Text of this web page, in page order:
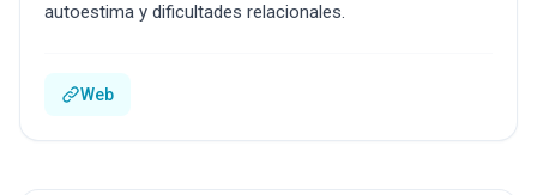
autoestima y dificultades relacionales.
Web